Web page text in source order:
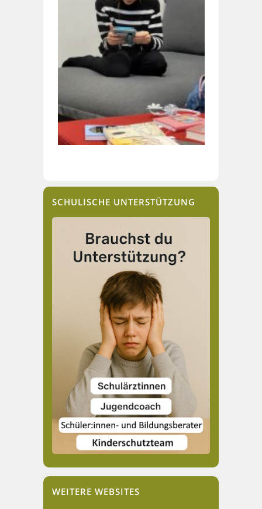
SCHULISCHE UNTERSTÜTZUNG
WEITERE WEBSITES